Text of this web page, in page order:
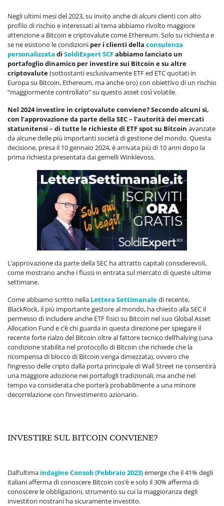
Negli ultimi mesi del 2023, su invito anche di alcuni clienti con alto
profilo di rischio e interessati al tema abbiamo rivolto maggiore
attenzione a Bitcoin e criptovalute come Ethereum. Solo su richiesta e
se ne esistono le condizioni per i clienti della consulenza
personalizzata di SoldiExpert SCFabbiamo lanciato un
portafoglio dinamico per investire sui Bitcoin e su altre
criptovalute(sottostanti esclusivamente ETF ed ETC quotati in
Europa su Bitcoin, Ethereum, ma anche oro) con obiettivo di un rischio
“maggiormente controllato” su questo asset così volatile.
Nel 2024 investire in criptovalute conviene? Secondo alcuni sì,
con l’approvazione da parte della SEC – l’autorità dei mercati
statunitensi – di tutte le richieste di ETF spot su Bitcoin avanzate
da alcune delle più importanti società di gestione del mondo. Questa
decisione, presa il 10 gennaio 2024, è arrivata più di 10 anni dopo la
prima richiesta presentata dai gemelli Winklevoss.
L’approvazione da parte della SEC ha attratto capitali considerevoli,
come mostrano anche i flussi in entrata sul mercato di queste ultime
settimane.
Come abbiamo scritto nella Lettera Settimanaledi recente,
BlackRock, il più importante gestore al mondo, ha chiesto alla SEC il
permesso di includere anche ETF fisici su Bitcoin nel suo Global Asset
Allocation Fund e c’è chi guarda in questa direzione per spiegare il
recente forte rialzo del Bitcoin oltre al fattore tecnico dell’halving (una
condizione stabilita nel protocollo di Bitcoin che richiede che la
ricompensa di blocco di Bitcoin venga dimezzata), ovvero che
l’ingresso delle cripto dalla porta principale di Wall Street ne consentirà
una maggiore adozione nei portafogli tradizionali, ma anche nel
tempo va considerata che porterà probabilmente a una minore
decorrelazione con l’investimento azionario.
INVESTIRE SUL BITCOIN CONVIENE?
Dall’ultima indagine Consob (Febbraio 2023)emerge che il 41% degli
italiani afferma di conoscere Bitcoin cos’è e solo il 30% afferma di
conoscere le obbligazioni, strumento su cui la maggioranza degli
investitori nostrani ha sicuramente investito.